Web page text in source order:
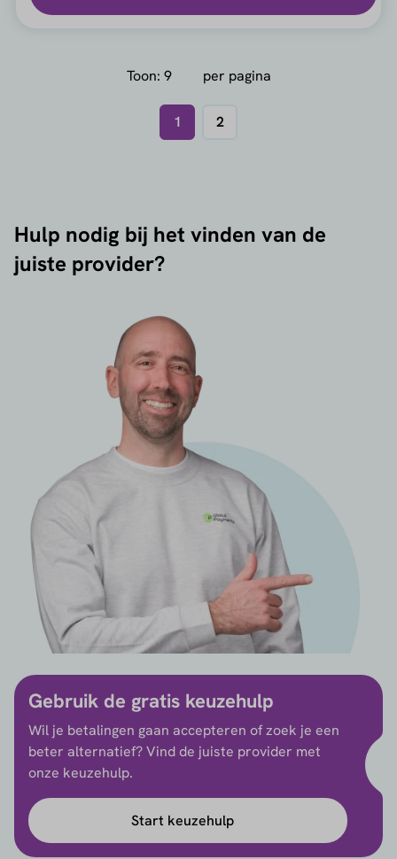
Toon: per pagina
1 2
Hulp nodig bij het vinden van de
juiste provider?
Gebruik de gratis keuzehulp
Wil je betalingen gaan accepteren of zoek je een
beter alternatief? Vind de juiste provider met
onze keuzehulp.
Start keuzehulp